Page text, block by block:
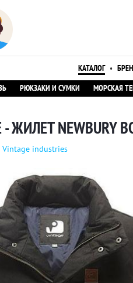
КАТАЛОГ •
РЮКЗАКИ И СУМКИ МОРСКАЯ
NEWBURY
Vintage industries